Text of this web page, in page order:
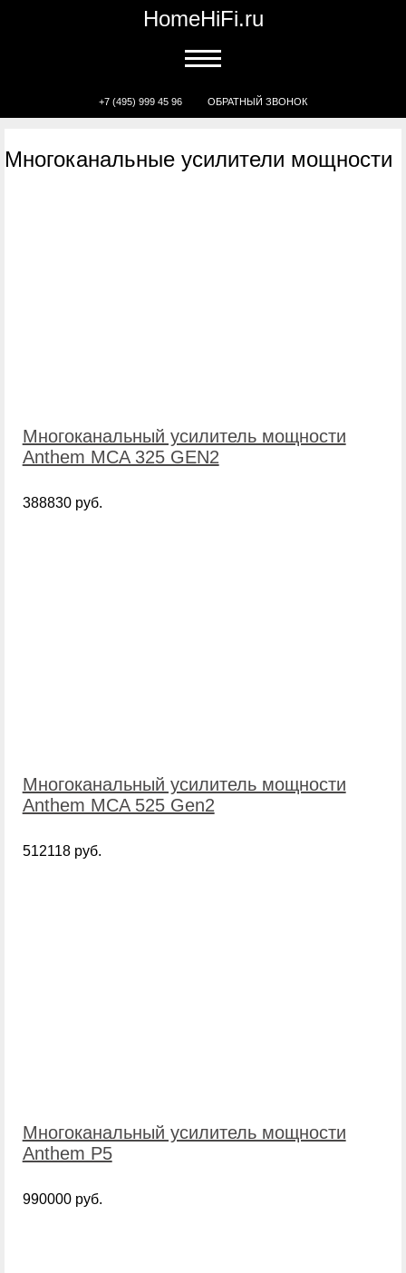
HomeHiFi.ru
+7 (495) 999 45 96 ОБРАТНЫЙ ЗВОНОК
Многоканальные усилители мощности
Многоканальный усилитель мощности
Anthem MCA 325 GEN2
388830 руб.
Многоканальный усилитель мощности
Anthem MCA 525 Gen2
512118 руб.
Многоканальный усилитель мощности
Anthem P5
990000 руб.